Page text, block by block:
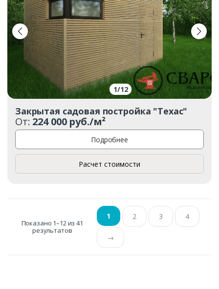
1/12
Закрытая садовая постройка "Техас"
От: 224 000 руб./м²
Подробнее
Расчет стоимости
Показано 1–12 из 41
результатов
1 2 3 4
→